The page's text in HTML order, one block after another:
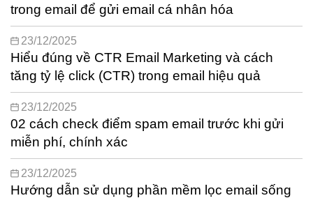
trong email để gửi email cá nhân hóa
23/12/2025
Hiểu đúng về CTR Email Marketing và cách
tăng tỷ lệ click (CTR) trong email hiệu quả
23/12/2025
02 cách check điểm spam email trước khi gửi
miễn phí, chính xác
23/12/2025
Hướng dẫn sử dụng phần mềm lọc email sống